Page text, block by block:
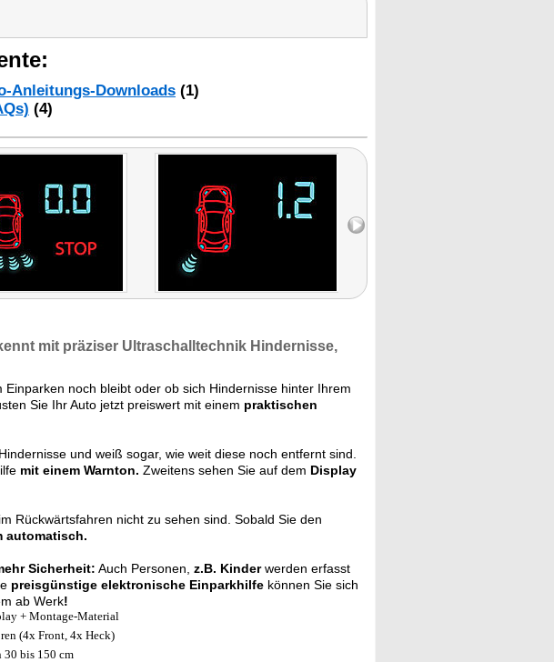
Anleitungs-Downloads (1)
(4)
mit präziser Ultraschalltechnik Hindernisse,
Einparken noch bleibt oder ob sich Hindernisse hinter Ihrem
Sie Ihr Auto jetzt preiswert mit einem praktischen
und weiß sogar, wie weit diese noch entfernt sind.
mit einem Warnton. Zweitens sehen Sie auf dem Display
Rückwärtsfahren nicht zu sehen sind. Sobald Sie den
automatisch.
Sicherheit: Auch Personen, z.B. Kinderwerden erfasst
preisgünstige elektronische Einparkhilfe können Sie sich
ab Werk!
+ Montage-Material
(4x Front, 4x Heck)
30 bis 150 cm